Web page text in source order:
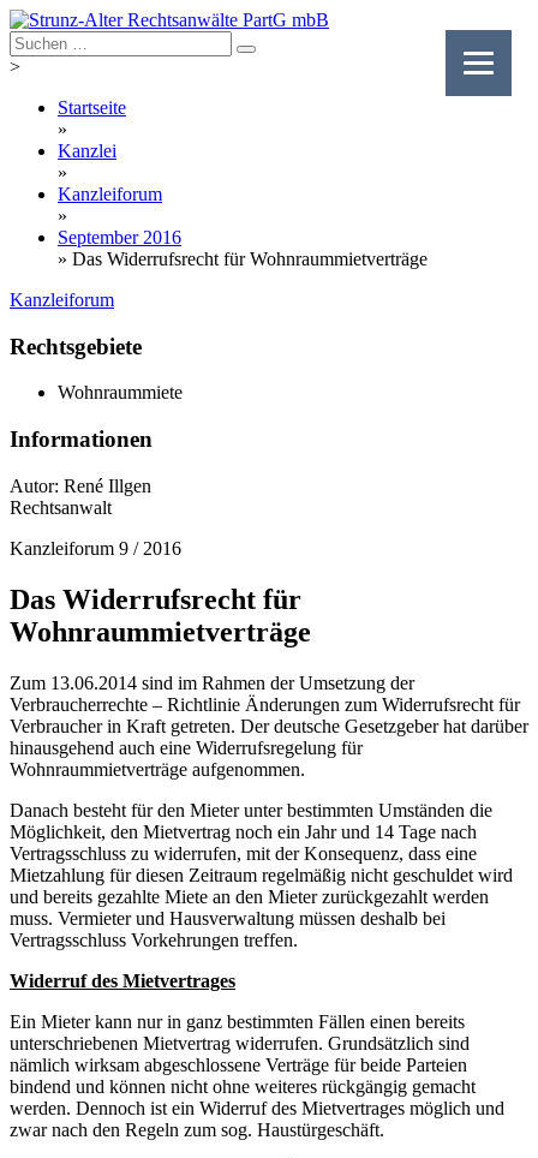
Skip
to
content
>
Startseite
»
Kanzlei
»
Kanzleiforum
»
September 2016
» Das Widerrufsrecht für Wohnraummietverträge
Kanzleiforum
Rechtsgebiete
Wohnraummiete
Informationen
Autor: René Illgen
Rechtsanwalt
Kanzleiforum 9 / 2016
Das Widerrufsrecht für
Wohnraummietverträge
Zum 13.06.2014 sind im Rahmen der Umsetzung der
Verbraucherrechte – Richtlinie Änderungen zum Widerrufsrecht für
Verbraucher in Kraft getreten. Der deutsche Gesetzgeber hat darüber
hinausgehend auch eine Widerrufsregelung für
Wohnraummietverträge aufgenommen.
Danach besteht für den Mieter unter bestimmten Umständen die
Möglichkeit, den Mietvertrag noch ein Jahr und 14 Tage nach
Vertragsschluss zu widerrufen, mit der Konsequenz, dass eine
Mietzahlung für diesen Zeitraum regelmäßig nicht geschuldet wird
und bereits gezahlte Miete an den Mieter zurückgezahlt werden
muss. Vermieter und Hausverwaltung müssen deshalb bei
Vertragsschluss Vorkehrungen treffen.
Widerruf des Mietvertrages
Ein Mieter kann nur in ganz bestimmten Fällen einen bereits
unterschriebenen Mietvertrag widerrufen. Grundsätzlich sind
nämlich wirksam abgeschlossene Verträge für beide Parteien
bindend und können nicht ohne weiteres rückgängig gemacht
werden. Dennoch ist ein Widerruf des Mietvertrages möglich und
zwar nach den Regeln zum sog. Haustürgeschäft.